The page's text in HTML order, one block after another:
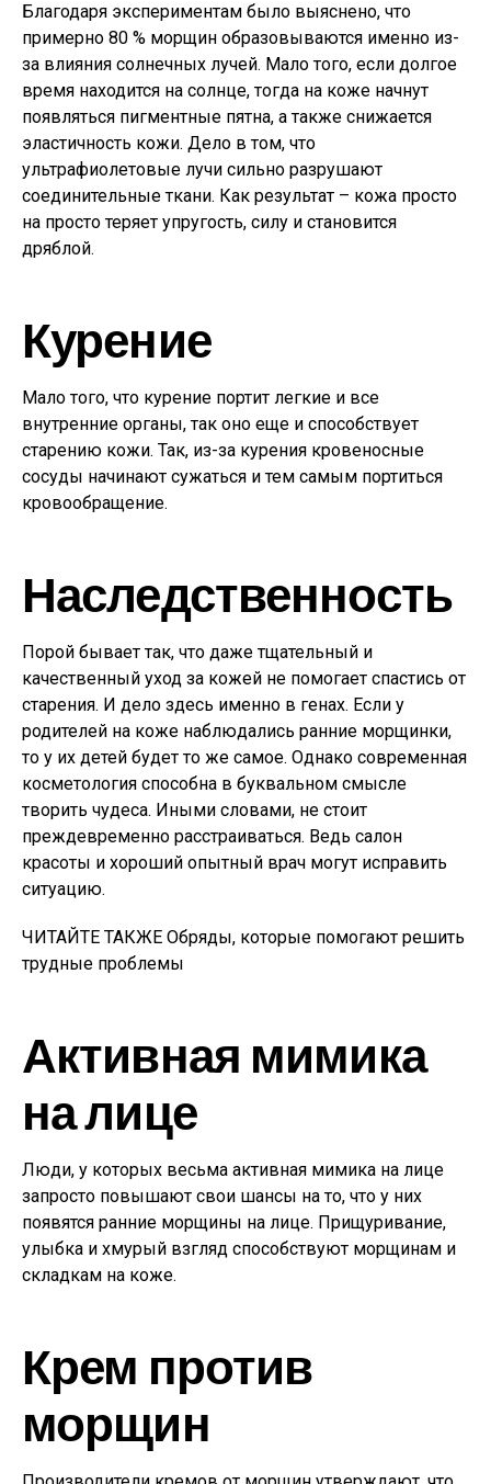
Благодаря экспериментам было выяснено, что
примерно 80 % морщин образовываются именно из-
за влияния солнечных лучей. Мало того, если долгое
время находится на солнце, тогда на коже начнут
появляться пигментные пятна, а также снижается
эластичность кожи. Дело в том, что
ультрафиолетовые лучи сильно разрушают
соединительные ткани. Как результат – кожа просто
на просто теряет упругость, силу и становится
дряблой.
Курение
Мало того, что курение портит легкие и все
внутренние органы, так оно еще и способствует
старению кожи. Так, из-за курения кровеносные
сосуды начинают сужаться и тем самым портиться
кровообращение.
Наследственность
Порой бывает так, что даже тщательный и
качественный уход за кожей не помогает спастись от
старения. И дело здесь именно в генах. Если у
родителей на коже наблюдались ранние морщинки,
то у их детей будет то же самое. Однако современная
косметология способна в буквальном смысле
творить чудеса. Иными словами, не стоит
преждевременно расстраиваться. Ведь салон
красоты и хороший опытный врач могут исправить
ситуацию.
ЧИТАЙТЕ ТАКЖЕ Обряды, которые помогают решить
трудные проблемы
Активная мимика
на лице
Люди, у которых весьма активная мимика на лице
запросто повышают свои шансы на то, что у них
появятся ранние морщины на лице. Прищуривание,
улыбка и хмурый взгляд способствуют морщинам и
складкам на коже.
Крем против
морщин